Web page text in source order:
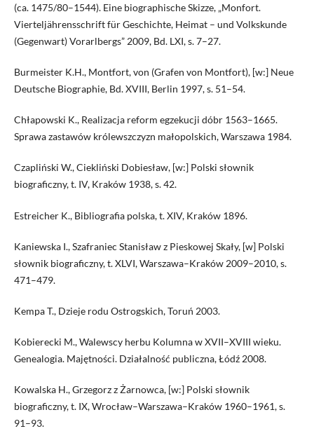
(ca. 1475/80–1544). Eine biographische Skizze, „Monfort.
Vierteljährensschrift für Geschichte, Heimat – und Volkskunde
(Gegenwart) Vorarlbergs” 2009, Bd. LXI, s. 7–27.
Burmeister K.H., Montfort, von (Grafen von Montfort), [w:] Neue
Deutsche Biographie, Bd. XVIII, Berlin 1997, s. 51–54.
Chłapowski K., Realizacja reform egzekucji dóbr 1563–1665.
Sprawa zastawów królewszczyzn małopolskich, Warszawa 1984.
Czapliński W., Ciekliński Dobiesław, [w:] Polski słownik
biograficzny, t. IV, Kraków 1938, s. 42.
Estreicher K., Bibliografia polska, t. XIV, Kraków 1896.
Kaniewska I., Szafraniec Stanisław z Pieskowej Skały, [w] Polski
słownik biograficzny, t. XLVI, Warszawa–Kraków 2009–2010, s.
471–479.
Kempa T., Dzieje rodu Ostrogskich, Toruń 2003.
Kobierecki M., Walewscy herbu Kolumna w XVII–XVIII wieku.
Genealogia. Majętności. Działalność publiczna, Łódź 2008.
Kowalska H., Grzegorz z Żarnowca, [w:] Polski słownik
biograficzny, t. IX, Wrocław–Warszawa–Kraków 1960–1961, s.
91–93.